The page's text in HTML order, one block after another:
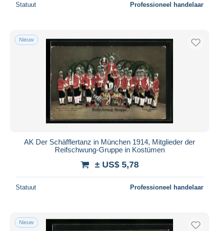
Statuut Professioneel handelaar
Nieuw
AK Der Schäfflertanz in München 1914, Mitglieder der
Reifschwung-Gruppe in Kostümen
± US$ 5,78
Statuut Professioneel handelaar
Nieuw